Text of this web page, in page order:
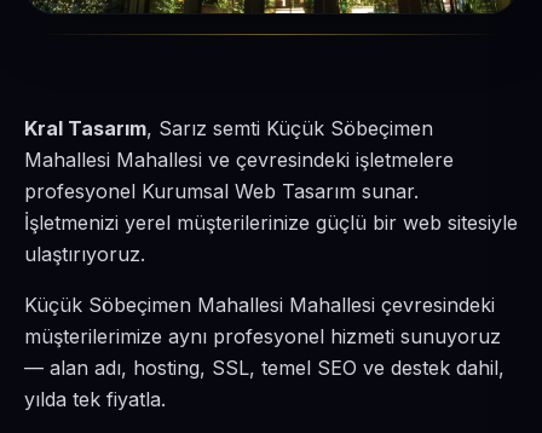
Kral Tasarım, Sarız semti Küçük Söbeçimen
Mahallesi Mahallesi ve çevresindeki işletmelere
profesyonel Kurumsal Web Tasarım sunar.
İşletmenizi yerel müşterilerinize güçlü bir web sitesiyle
ulaştırıyoruz.
Küçük Söbeçimen Mahallesi Mahallesi çevresindeki
müşterilerimize aynı profesyonel hizmeti sunuyoruz
— alan adı, hosting, SSL, temel SEO ve destek dahil,
yılda tek fiyatla.